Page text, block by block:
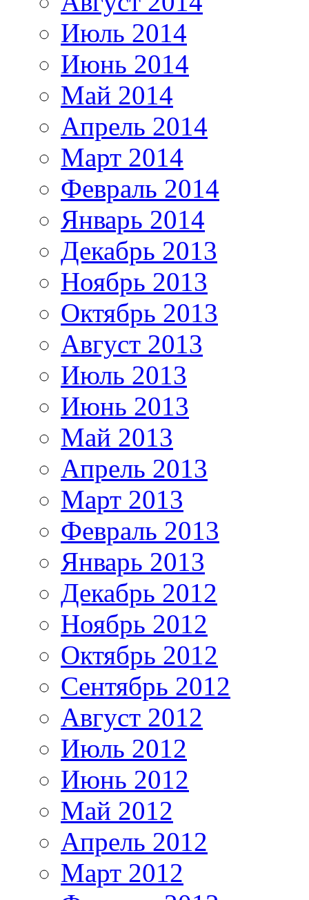
Июль 2014
Июнь 2014
Май 2014
Апрель 2014
Март 2014
Февраль 2014
Январь 2014
Декабрь 2013
Ноябрь 2013
Октябрь 2013
Август 2013
Июль 2013
Июнь 2013
Май 2013
Апрель 2013
Март 2013
Февраль 2013
Январь 2013
Декабрь 2012
Ноябрь 2012
Октябрь 2012
Сентябрь 2012
Август 2012
Июль 2012
Июнь 2012
Май 2012
Апрель 2012
Март 2012